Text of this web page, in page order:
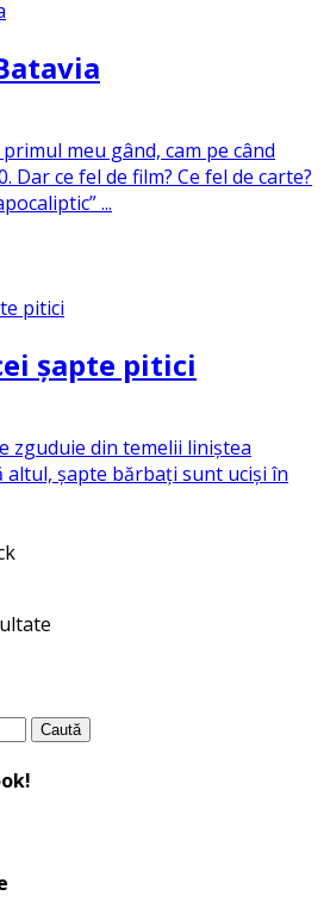
meu gând, cam pe când
Dar ce fel de film? Ce fel de carte?
...
șapte pitici
zguduie din temelii liniştea
altul, şapte bărbaţi sunt ucişi în
recente
Caută